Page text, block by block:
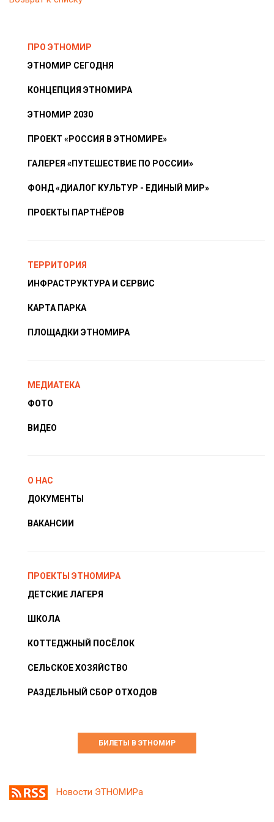
ПРО ЭТНОМИР
ЭТНОМИР СЕГОДНЯ
КОНЦЕПЦИЯ ЭТНОМИРА
ЭТНОМИР 2030
ПРОЕКТ «РОССИЯ В ЭТНОМИРЕ»
ГАЛЕРЕЯ «ПУТЕШЕСТВИЕ ПО РОССИИ»
ФОНД «ДИАЛОГ КУЛЬТУР - ЕДИНЫЙ МИР»
ПРОЕКТЫ ПАРТНЁРОВ
ТЕРРИТОРИЯ
ИНФРАСТРУКТУРА И СЕРВИС
КАРТА ПАРКА
ПЛОЩАДКИ ЭТНОМИРА
МЕДИАТЕКА
ФОТО
ВИДЕО
О НАС
ДОКУМЕНТЫ
ВАКАНСИИ
ПРОЕКТЫ ЭТНОМИРА
ДЕТСКИЕ ЛАГЕРЯ
ШКОЛА
КОТТЕДЖНЫЙ ПОСЁЛОК
СЕЛЬСКОЕ ХОЗЯЙСТВО
РАЗДЕЛЬНЫЙ СБОР ОТХОДОВ
БИЛЕТЫ В ЭТНОМИР
Новости ЭТНОМИРа